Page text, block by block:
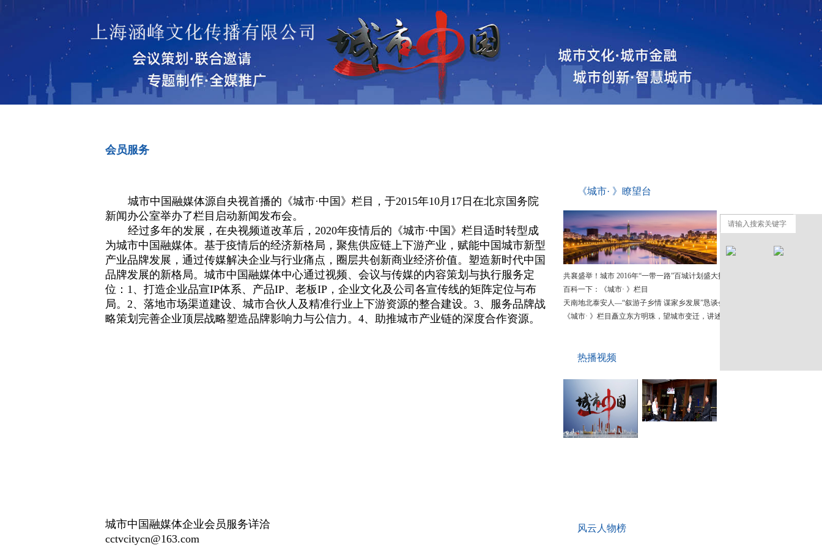
会员服务
城市中国融媒体源自央视首播的《城市·中国》栏目，于2015年10 月 17日在北京国务院
新闻办公室举办了栏目启动新闻发布会。
经过多年的发展，在央视频道改革后， 2020年疫情后的《城市·中国》栏目适时转型成
为城市中国融媒体。基于疫情后的经济新格局，聚焦供应链上下游产业，赋能中国城市新型
产业品牌发展，通过传媒解决企业与行业痛点，圈层共创新商业经济价值。塑造新时代中国
品牌发展的新格局。城市中国融媒体中心通过视频、会议与传媒的内容策划与执行服务定
位： 1 、打造企业品宣IP体系、产品IP、老板IP ，企业文化及公司各宣传线的矩阵定位与布
局。 2、落地市场渠道建设、城市合伙人及精准行业上下游资源的整合建设。 3、服务品牌战
略策划完善企业顶层战略塑造品牌影响力与公信力。 4、助推城市产业链的深度合作资源。
城市中国融媒体企业会员服务详洽
cctvcitycn@163.com
《城市· 》瞭望台
《城市· 》栏目矗立东方明珠，望城市变迁，讲述城市故事
城市 百城政府&企业联盟集结号
开设《城市· 》栏目 关注城镇化面临的机遇与挑战
百科一下：《城市· 》栏目
热播视频
风云人物榜